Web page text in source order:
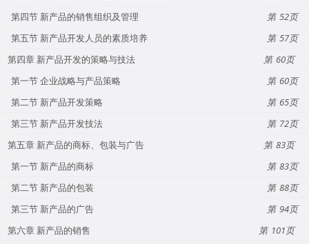
第四节 新产品的销售组织及管理
52
第五节 新产品开发人员的素质培养
57
第四章 新产品开发的策略与技法
60
第一节 企业战略与产品策略
60
第二节 新产品开发策略
65
第三节 新产品开发技法
72
第五章 新产品的商标、包装与广告
83
第一节 新产品的商标
83
第二节 新产品的包装
88
第三节 新产品的广告
94
第六章 新产品的销售
101